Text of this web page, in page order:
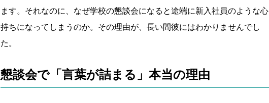
ます。それなのに、なぜ学校の懇談会になると途端に新入社員のような心
持ちになってしまうのか。その理由が、長い間彼にはわかりませんでし
た。
懇談会で「言葉が詰まる」本当の理由